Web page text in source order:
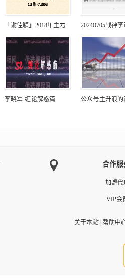
「谢佳颖」2018年主力 20240705战神
李晓军-缠论解惑篇 公众号主升浪的
合作服
加盟代
VIP会
关于本站| 帮助中